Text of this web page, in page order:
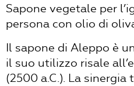
Sapone vegetale per
persona con olio di
Il sapone di Aleppo è
il suo utilizzo risale
(2500 a.C.). La sinergia